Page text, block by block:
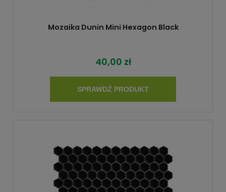
Mozaika Dunin Mini Hexagon Black
40,00 zł
SPRAWDŹ PRODUKT